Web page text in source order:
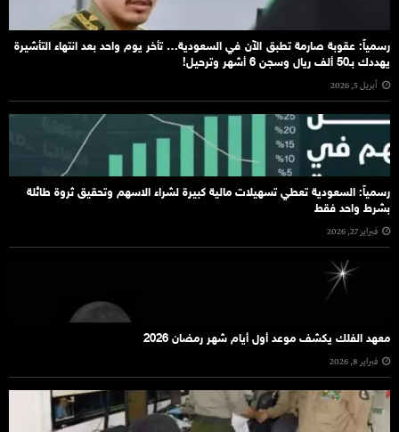
رسمياً: عقوبة صارمة تطبق الآن في السعودية… تأخر يوم واحد بعد انتهاء التأشيرة
يهددك بـ50 ألف ريال وسجن 6 أشهر وترحيل!
أبريل 5, 2026
رسمياً: السعودية تعطي تسهيلات مالية كبيرة لشراء الاسهم وتحقيق ثروة طائلة
بشرط واحد فقط
فبراير 27, 2026
معهد الفلك يكشف موعد أول أيام شهر رمضان 2026
فبراير 8, 2026